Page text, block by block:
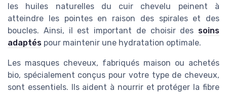
les huiles naturelles du cuir chevelu peinent à
atteindre les pointes en raison des spirales et des
boucles. Ainsi, il est important de choisir des soins
adaptés pour maintenir une hydratation optimale.
Les masques cheveux, fabriqués maison ou achetés
bio, spécialement conçus pour votre type de cheveux,
sont essentiels. Ils aident à nourrir et protéger la fibre